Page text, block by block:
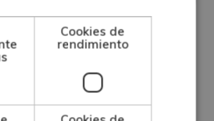
SMART
de trabajo: Smart
Cookies de
rendimiento